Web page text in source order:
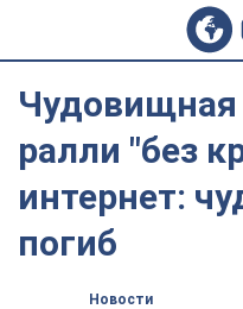
Чудовищная
ралли "без
интернет:
погиб
Новости